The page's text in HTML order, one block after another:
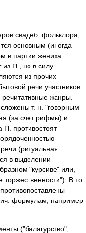
свадеб. фольклора,
основным (иногда
в партии жениха.
из П., но в силу
из прочих,
речи участников
жанры.
т. н. "говорным
(за счет рифмы) и
П. противостоят
(ритуальная
в выделении
"курсиве" или,
В то
формулам, например
("балагурство",